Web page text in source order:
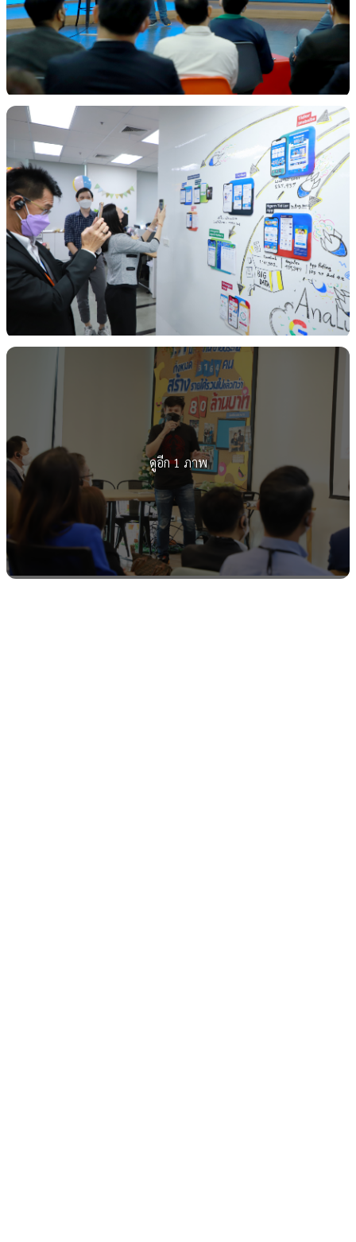
ดูอีก 1 ภาพ